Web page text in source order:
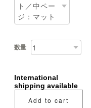
数量
International
shipping available
Add to cart